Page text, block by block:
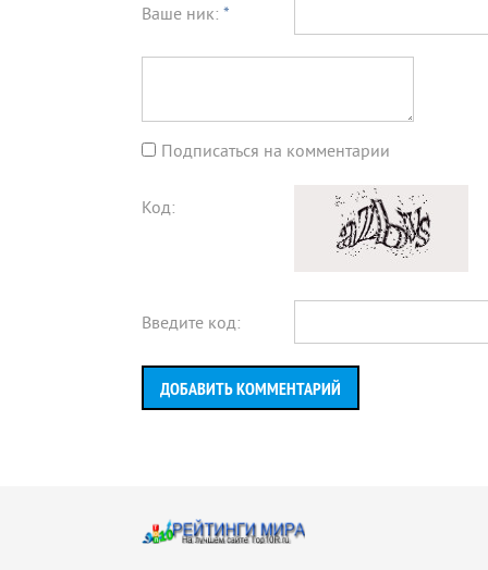
Ваше ник: *
Подписаться на комментарии
Код:
Введите код:
ДОБАВИТЬ КОММЕНТАРИЙ